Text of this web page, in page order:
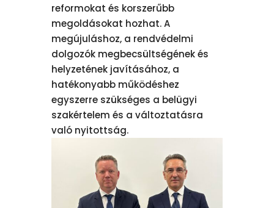
reformokat és korszerűbb
megoldásokat hozhat. A
megújuláshoz, a rendvédelmi
dolgozók megbecsültségének és
helyzetének javításához, a
hatékonyabb működéshez
egyszerre szükséges a belügyi
szakértelem és a változtatásra
való nyitottság.